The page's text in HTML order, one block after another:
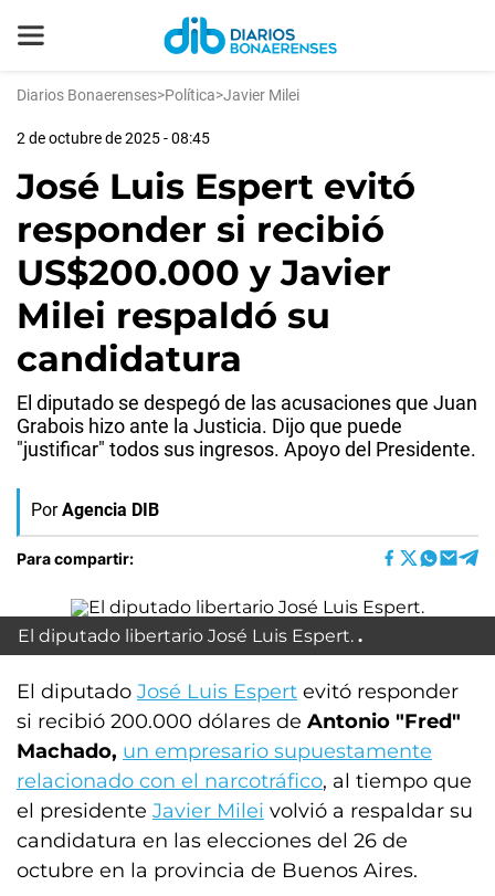
Diarios Bonaerenses>Política>Javier Milei
2 de octubre de 2025 - 08:45
José Luis Espert evitó
responder si recibió
US$200.000 y Javier
Milei respaldó su
candidatura
El diputado se despegó de las acusaciones que Juan
Grabois hizo ante la Justicia. Dijo que puede
"justificar" todos sus ingresos. Apoyo del Presidente.
Por Agencia DIB
Para compartir:
El diputado libertario José Luis Espert.
El diputado José Luis Espert evitó responder
si recibió 200.000 dólares de Antonio "Fred"
Machado, un empresario supuestamente
relacionado con el narcotráfico, al tiempo que
el presidente Javier Milei volvió a respaldar su
candidatura en las elecciones del 26 de
octubre en la provincia de Buenos Aires.